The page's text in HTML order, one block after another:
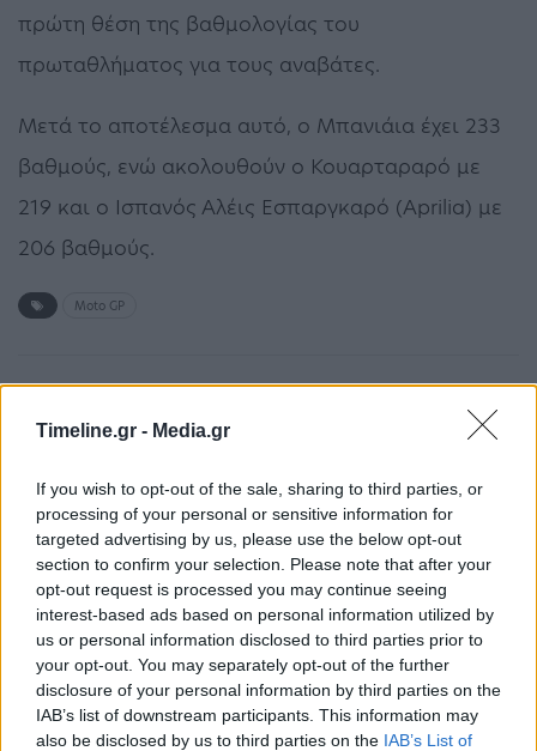
Timeline.gr - Media.gr
If you wish to opt-out of the sale, sharing to third parties, or
processing of your personal or sensitive information for
targeted advertising by us, please use the below opt-out
section to confirm your selection. Please note that after your
opt-out request is processed you may continue seeing
interest-based ads based on personal information utilized by
us or personal information disclosed to third parties prior to
your opt-out. You may separately opt-out of the further
disclosure of your personal information by third parties on the
IAB’s list of downstream participants. This information may
also be disclosed by us to third parties on the IAB’s List of
πρώτη θέση της βαθμολογίας του
πρωταθλήματος για τους αναβάτες.
Μετά το αποτέλεσμα αυτό, ο Μπανιάια έχει 233
βαθμούς, ενώ ακολουθούν ο Κουαρταραρό με
219 και ο Ισπανός Αλέις Εσπαργκαρό (Aprilia) με
206 βαθμούς.
Moto GP
Λέσβος: Απάτη με
αγροτικών προϊόντων
Πρόεδρος
έχουμε ξαναδεί κάτι τόσο
απάνθρωπο και
εξευτελιστικό όπως οι 92
μετανάστες στον Έβρο
Μπορεί επίσης να σε ενδιαφέρει
ΑΘΛΗΤΙΚΆ ΠΟΛΙΤΙΚΉ